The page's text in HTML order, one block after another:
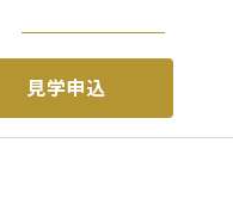
見学申込